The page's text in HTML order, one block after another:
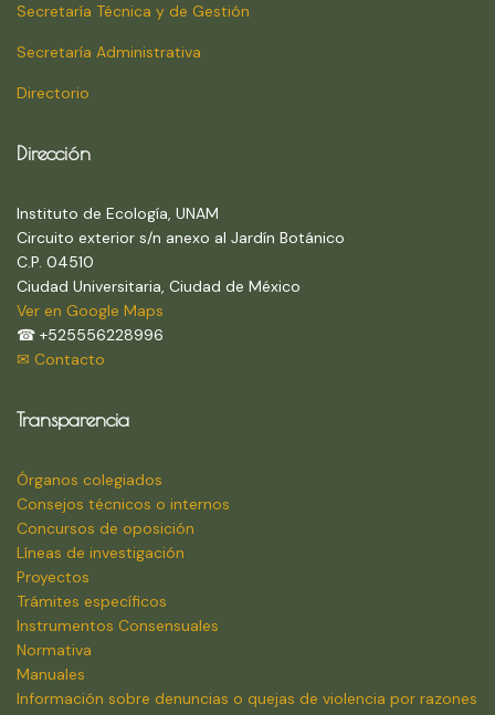
Secretaría Técnica y de Gestión
Secretaría Administrativa
Directorio
Dirección
Instituto de Ecología, UNAM
Circuito exterior s/n anexo al Jardín Botánico
C.P. 04510
Ciudad Universitaria, Ciudad de México
Ver en Google Maps
☎ +525556228996
✉ Contacto
Transparencia
Órganos colegiados
Consejos técnicos o internos
Concursos de oposición
Líneas de investigación
Proyectos
Trámites específicos
Instrumentos Consensuales
Normativa
Manuales
Información sobre denuncias o quejas de violencia por razones